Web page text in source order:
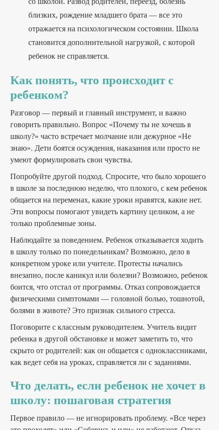
близких, рождение младшего брата — все это
отражается на психологическом состоянии. Школа
становится дополнительной нагрузкой, с которой
ребенок не справляется.
Как понять, что происходит с
ребенком?
Разговор — первый и главный инструмент, и важно
говорить правильно. Вопрос «Почему ты не хочешь в
школу?» часто встречает молчание или дежурное «Не
знаю». Дети боятся осуждения, наказания или просто не
умеют формулировать свои чувства.
Попробуйте другой подход. Спросите, что было хорошего
в школе за последнюю неделю, что плохого, с кем ребенок
общается на переменах, какие уроки нравятся, какие нет.
Эти вопросы помогают увидеть картину целиком, а не
только проблемные зоны.
Наблюдайте за поведением. Ребенок отказывается ходить
в школу только по понедельникам? Возможно, дело в
конкретном уроке или учителе. Протесты начались
внезапно, после каникул или болезни? Возможно, ребенок
боится, что отстал от программы. Отказ сопровождается
физическими симптомами — головной болью, тошнотой,
болями в животе? Это признак сильного стресса.
Поговорите с классным руководителем. Учитель видит
ребенка в другой обстановке и может заметить то, что
скрыто от родителей: как он общается с одноклассниками,
как ведет себя на уроках, справляется ли с заданиями.
Что делать, если ребенок не хочет в
школу: пошаговая стратегия
Первое правило — не игнорировать проблему. «Все через